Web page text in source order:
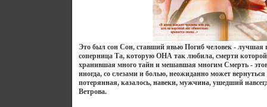
Это был сон Сон, ставший явью Погиб человек - лучшая
соперница Та, которую ОНА так любила, смерти
хранившая много тайн и мешавшая многим Смерть -
иногда, со слезами и болью, неожиданно может
потерянная, казалось, навеки, мужчина, ушедший
Ветрова.